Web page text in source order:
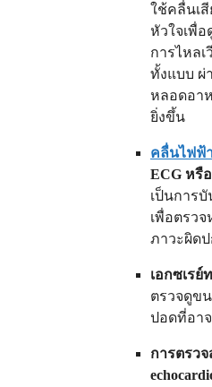
ใช้คลื่นเ
หัวใจเพื่
การไหล
ทั้งแบบ ผ่
หลอดอา
ยิ่งขึ้น
คลื่นไฟฟ้
ECG หรื
เป็นการ
เพื่อตรว
ภาวะผิด
เอกซเรย์
ตรวจดูข
ปอดที่อาจ
การตรวจ